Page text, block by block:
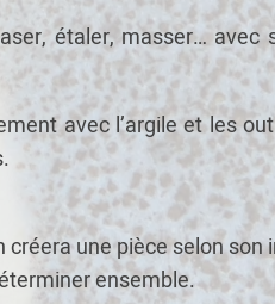
étaler, masser…
avec l’argile et les
une pièce selon son
ensemble.